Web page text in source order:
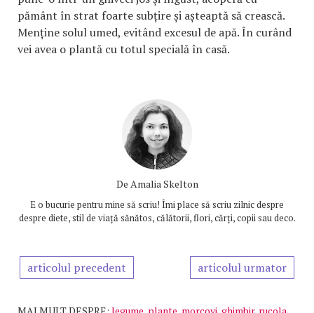
pământ în strat foarte subțire și așteaptă să crească.
Menține solul umed, evitând excesul de apă. În curând
vei avea o plantă cu totul specială în casă.
De Amalia Skelton
E o bucurie pentru mine să scriu! Îmi place să scriu zilnic despre
despre diete, stil de viață sănătos, călătorii, flori, cărți, copii sau deco.
articolul precedent articolul urmator